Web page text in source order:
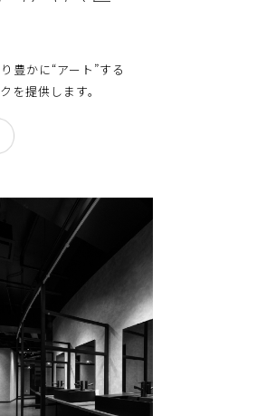
豊かに“アート”する
を提供します。